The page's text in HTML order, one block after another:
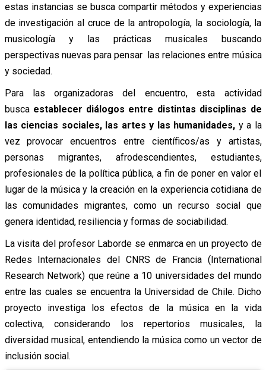
estas instancias se busca compartir métodos y experiencias
de investigación al cruce de la antropología, la sociología, la
musicología y las prácticas musicales buscando
perspectivas nuevas para pensar las relaciones entre música
y sociedad.
Para las organizadoras del encuentro, esta actividad
buscaestablecer diálogos entre distintas disciplinas de
las ciencias sociales, las artes y las humanidades, y a la
vez provocar encuentros entre científicos/as y artistas,
personas migrantes, afrodescendientes, estudiantes,
profesionales de la política pública, a fin de poner en valor el
lugar de la música y la creación en la experiencia cotidiana de
las comunidades migrantes, como un recurso social que
genera identidad, resiliencia y formas de sociabilidad.
La visita del profesor Laborde se enmarca en un proyecto de
Redes Internacionales del CNRS de Francia (International
Research Network) que reúne a 10 universidades del mundo
entre las cuales se encuentra la Universidad de Chile. Dicho
proyecto investiga los efectos de la música en la vida
colectiva, considerando los repertorios musicales, la
diversidad musical, entendiendo la música como un vector de
inclusión social.